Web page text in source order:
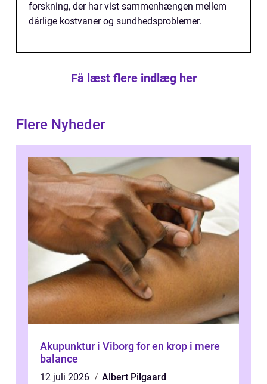
forskning, der har vist sammenhængen mellem
dårlige kostvaner og sundhedsproblemer.
Få læst flere indlæg her
Flere Nyheder
Akupunktur i Viborg for en krop i mere
balance
12 juli 2026
Albert Pilgaard